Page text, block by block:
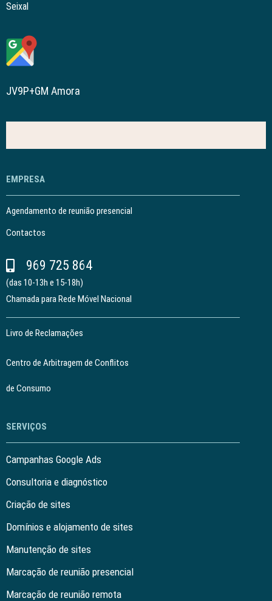
Seixal
JV9P+GM Amora
EMPRESA
Agendamento de reunião presencial
Contactos
969 725 864
(das 10-13h e 15-18h)
Chamada para Rede Móvel Nacional
Livro de Reclamações
Centro de Arbitragem de Conflitos
de Consumo
SERVIÇOS
Campanhas Google Ads
Consultoria e diagnóstico
Criação de sites
Domínios e alojamento de sites
Manutenção de sites
Marcação de reunião presencial
Marcação de reunião remota